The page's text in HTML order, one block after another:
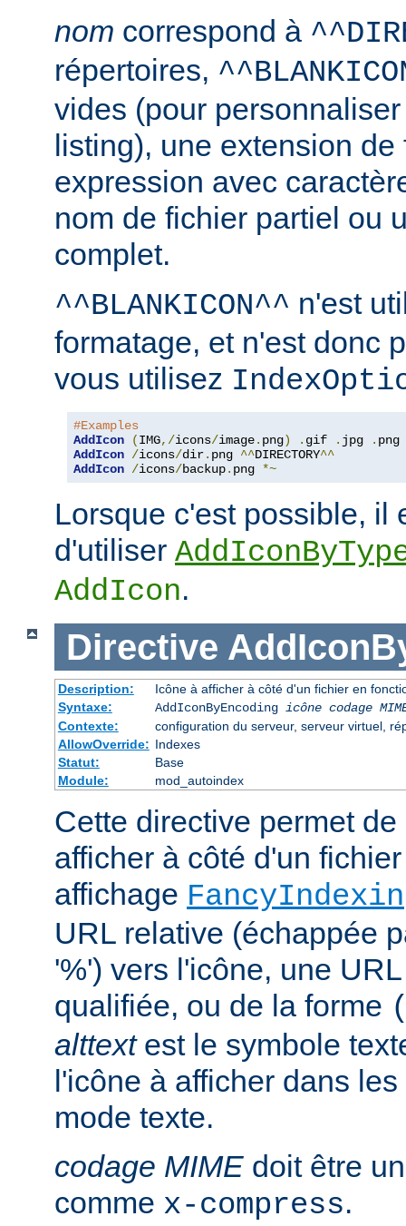
nom correspond à
répertoires,
vides (pour
listing), une extension de
expression avec
nom de fichier partiel ou
complet.
^^BLANKICON^^ n'est
formatage, et n'est donc
vous utilisez
#Examples
AddIcon
(IMG,/icons/image. png) . gif . jpg .
AddIcon /icons/dir. png ^^DIRECTORY^^
AddIcon /icons/backup. png *~
Lorsque c'est possible, il
d'utiliser
AddIcon.
Directive
Description:
Icône à afficher à côté d'un fichier en
Syntaxe:
AddIconByEncoding icône codage
Contexte:
configuration du serveur, serveur virtuel,
AllowOverride: Indexes
Statut:
Base
Module:
mod_autoindex
Cette directive permet
afficher à côté d'un
affichage
URL relative (échappée
'%') vers l'icône, une
qualifiée, ou de la forme
alttextest le symbole
l'icône à afficher dans
mode texte.
codage MIME doit être
comme x-compress.